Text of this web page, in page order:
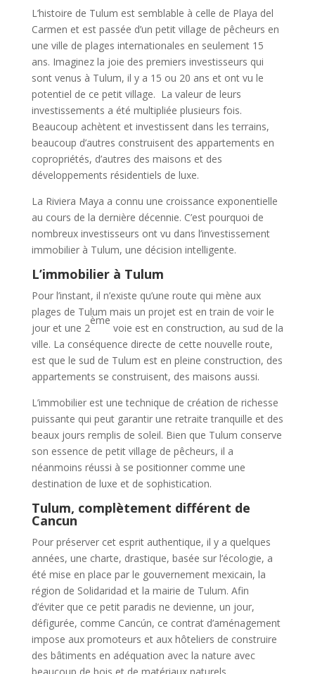
L’histoire de Tulum est semblable à celle de Playa del
Carmen et est passée d’un petit village de pêcheurs en
une ville de plages internationales en seulement 15
ans. Imaginez la joie des premiers investisseurs qui
sont venus à Tulum, il y a 15 ou 20 ans et ont vu le
potentiel de ce petit village. La valeur de leurs
investissements a été multipliée plusieurs fois.
Beaucoup achètent et investissent dans les terrains,
beaucoup d’autres construisent des appartements en
copropriétés, d’autres des maisons et des
développements résidentiels de luxe.
La Riviera Maya a connu une croissance exponentielle
au cours de la dernière décennie. C’est pourquoi de
nombreux investisseurs ont vu dans l’investissement
immobilier à Tulum, une décision intelligente.
L’immobilier à Tulum
Pour l’instant, il n’existe qu’une route qui mène aux
plages de Tulum mais un projet est en train de voir le
jour et une 2
ème
voie est en construction, au sud de la
ville. La conséquence directe de cette nouvelle route,
est que le sud de Tulum est en pleine construction, des
appartements se construisent, des maisons aussi.
L’immobilier est une technique de création de richesse
puissante qui peut garantir une retraite tranquille et des
beaux jours remplis de soleil. Bien que Tulum conserve
son essence de petit village de pêcheurs, il a
néanmoins réussi à se positionner comme une
destination de luxe et de sophistication.
Tulum, complètement différent de
Cancun
Pour préserver cet esprit authentique, il y a quelques
années, une charte, drastique, basée sur l’écologie, a
été mise en place par le gouvernement mexicain, la
région de Solidaridad et la mairie de Tulum. Afin
d’éviter que ce petit paradis ne devienne, un jour,
défigurée, comme Cancún, ce contrat d’aménagement
impose aux promoteurs et aux hôteliers de construire
des bâtiments en adéquation avec la nature avec